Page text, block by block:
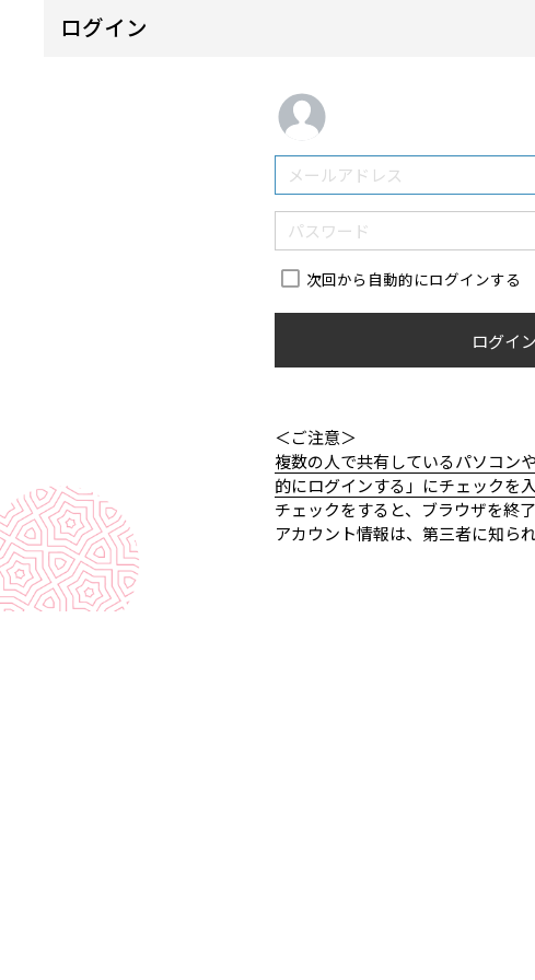
ログイン
次回から自動的にログインする
ログイン
＜ご注意＞
複数の人で共有しているパソコン
的にログインする」にチェックを
チェックをすると、ブラウザを終
アカウント情報は、第三者に知ら